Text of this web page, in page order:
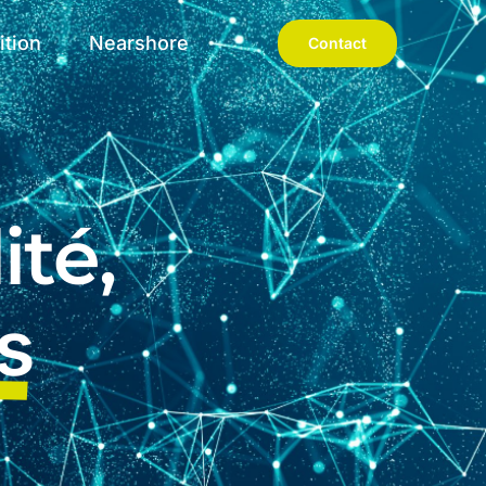
Nearshore Contact